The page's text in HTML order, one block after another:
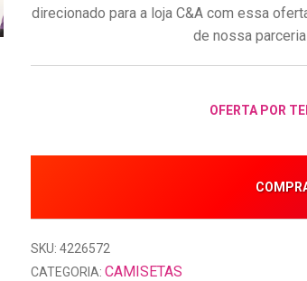
direcionado para a loja C&A com essa
de nossa
OFERTA POR
SKU: 4226572
CATEGORIA: CAMISETAS